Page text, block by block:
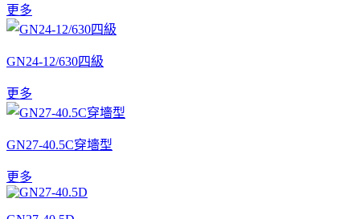
更多
GN24-12/630四級
更多
GN27-40.5C穿墻型
更多